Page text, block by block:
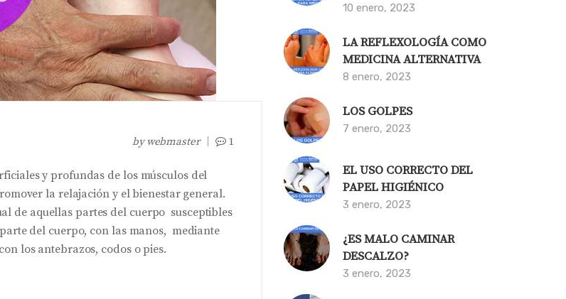
bywebmaster 1
y profundas de los músculos del
la relajación y el bienestar general.
de aquellas partes del cuerpo susceptibles
del cuerpo, con las manos, mediante
los antebrazos, codos o pies.
10 enero, 2023
LA REFLEXOLOGÍA COMO
MEDICINA ALTERNATIVA
8 enero, 2023
LOS GOLPES
7 enero, 2023
EL USO CORRECTO DEL
PAPEL HIGIÉNICO
3 enero, 2023
¿ES MALO CAMINAR
DESCALZO?
3 enero, 2023